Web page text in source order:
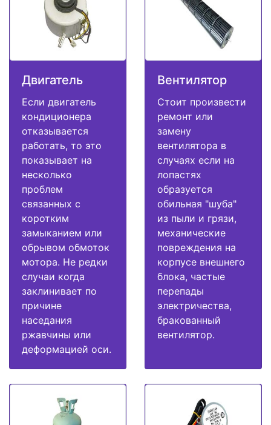
Двигатель
Если двигатель
кондиционера
отказывается
работать, то это
показывает на
несколько
проблем
связанных с
коротким
замыканием или
обрывом обмоток
мотора. Не редки
случаи когда
заклинивает по
причине
наседания
ржавчины или
деформацией оси.
Вентилятор
Стоит произвести
ремонт или
замену
вентилятора в
случаях если на
лопастях
образуется
обильная "шуба"
из пыли и грязи,
механические
повреждения на
корпусе внешнего
блока, частые
перепады
электричества,
бракованный
вентилятор.